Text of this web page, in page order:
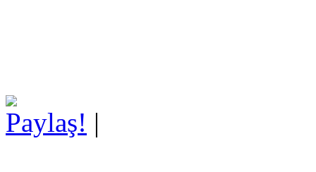
Paylaş! |